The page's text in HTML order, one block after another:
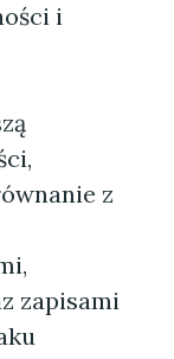
i
z
zapisami